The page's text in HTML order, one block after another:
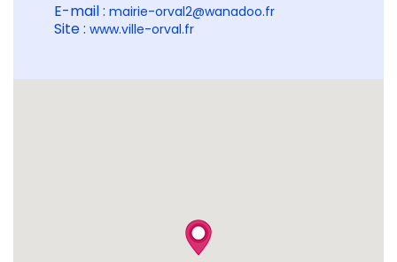
E-mail : mairie-orval2@wanadoo.fr
Site : www.ville-orval.fr